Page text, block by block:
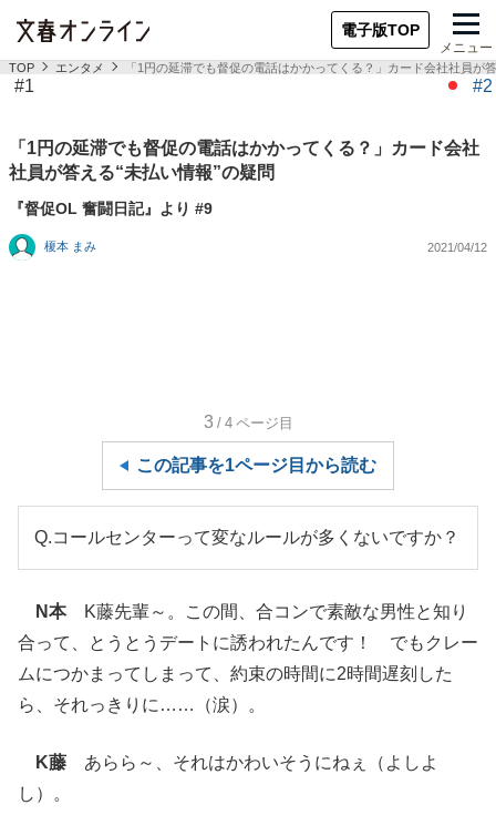
電子版TOP
メニュー
TOP エンタメ 「1円の延滞でも督促の電話はかかってくる？」カード会社社員が
#1 #2
「1円の延滞でも督促の電話はかかってくる？」カード会社
社員が答える“未払い情報”の疑問
『督促OL 奮闘日記』より #9
榎本 まみ 2021/04/12
3 /4 ページ目
この記事を1ページ目から読む
Q.コールセンターって変なルールが多くないですか？
N本
K藤先輩～。この間、合コンで素敵な男性と知り
合って、とうとうデートに誘われたんです！ でもクレー
ムにつかまってしまって、約束の時間に2時間遅刻した
ら、それっきりに……（涙）。
K藤 あらら～、それはかわいそうにねぇ（よしよ
し）。